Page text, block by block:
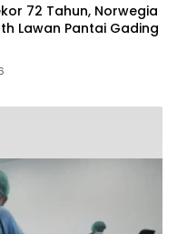
72 Tahun, Norwegia
Lawan Pantai Gading